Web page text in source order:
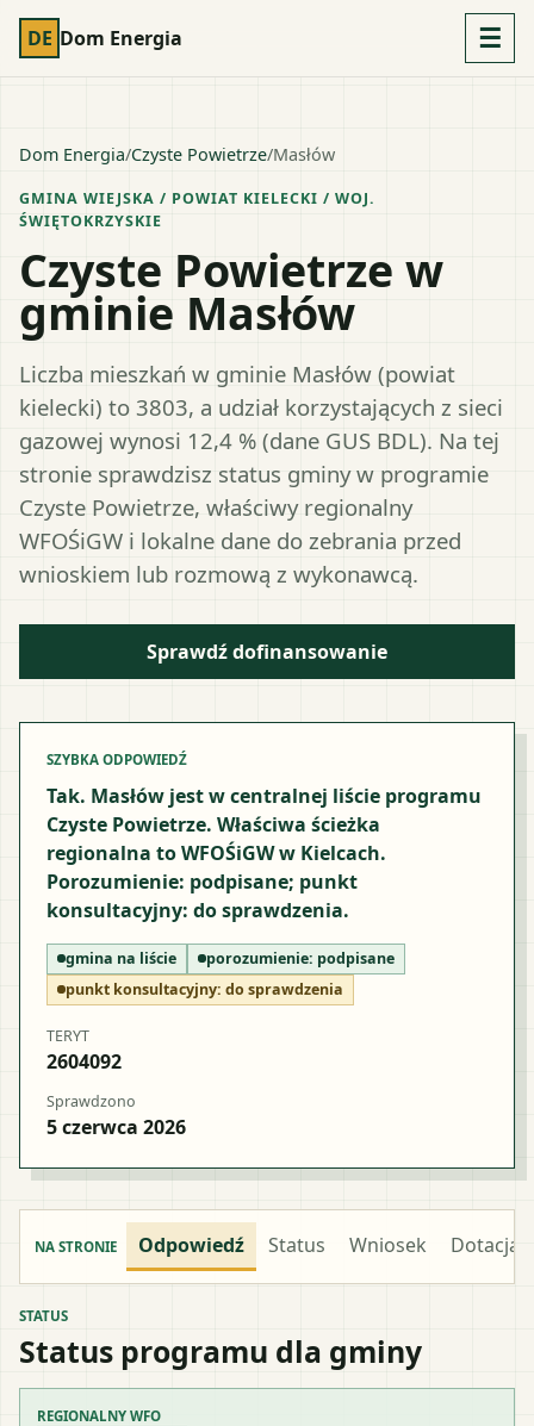
DE Dom Energia ☰
Dom Energia/Czyste Powietrze/Masłów
GMINA WIEJSKA / POWIAT KIELECKI / WOJ.
ŚWIĘTOKRZYSKIE
Czyste Powietrze w
gminie Masłów
Liczba mieszkań w gminie Masłów (powiat
kielecki) to 3803, a udział korzystających z sieci
gazowej wynosi 12,4 % (dane GUS BDL). Na tej
stronie sprawdzisz status gminy w programie
Czyste Powietrze, właściwy regionalny
WFOŚiGW i lokalne dane do zebrania przed
wnioskiem lub rozmową z wykonawcą.
Sprawdź dofinansowanie
SZYBKA ODPOWIEDŹ
Tak. Masłów jest w centralnej liście programu
Czyste Powietrze. Właściwa ścieżka
regionalna to WFOŚiGW w Kielcach.
Porozumienie: podpisane; punkt
konsultacyjny: do sprawdzenia.
gmina na liście porozumienie: podpisane
punkt konsultacyjny: do sprawdzenia
TERYT
2604092
Sprawdzono
5 czerwca 2026
NA STRONIE Odpowiedź Status Wniosek Dotacja
STATUS
Status programu dla gminy
REGIONALNY WFO